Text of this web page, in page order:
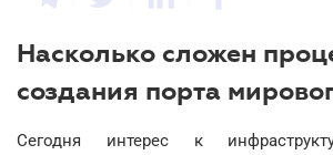
Насколько сложен
создания порта
Сегодня интерес к